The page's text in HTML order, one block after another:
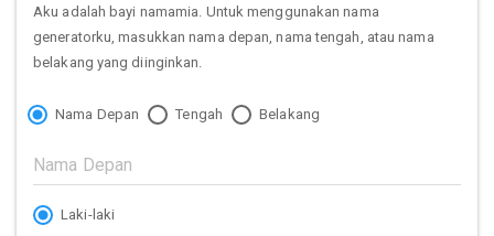
Aku adalah bayi namamia. Untuk menggunakan nama
generatorku, masukkan nama depan, nama tengah, atau nama
belakang yang diinginkan.
Nama Depan Tengah Belakang
Laki-laki